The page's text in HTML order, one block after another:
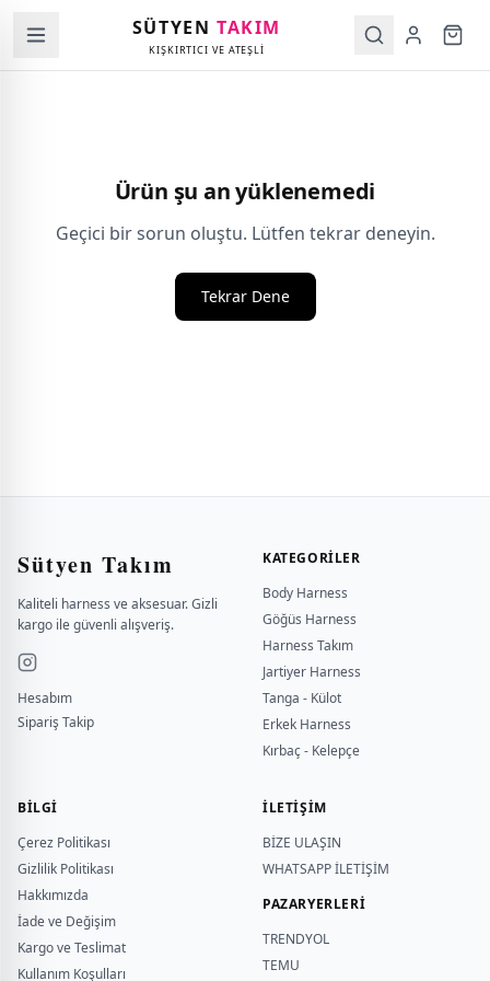
SÜTYENTAKIM
KIŞKIRTICI VE ATEŞLİ
Ürün şu an yüklenemedi
Geçici bir sorun oluştu. Lütfen tekrar deneyin.
Tekrar Dene
Sütyen Takım
Kaliteli harness ve aksesuar. Gizli
kargo ile güvenli alışveriş.
Hesabım
Sipariş Takip
KATEGORILER
Body Harness
Göğüs Harness
Harness Takım
Jartiyer Harness
Tanga - Külot
Erkek Harness
Kırbaç - Kelepçe
BILGI
Çerez Politikası
Gizlilik Politikası
Hakkımızda
İade ve Değişim
Kargo ve Teslimat
Kullanım Koşulları
İLETİŞİM
BİZE ULAŞIN
WHATSAPP İLETİŞİM
PAZARYERLERİ
TRENDYOL
TEMU